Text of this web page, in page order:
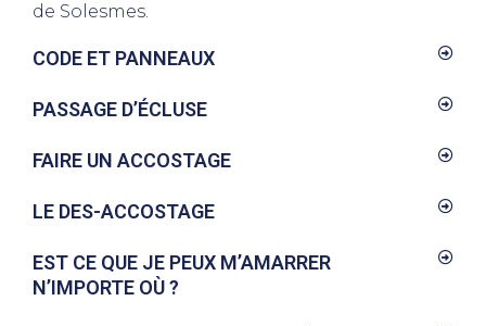
de Solesmes.
CODE ET PANNEAUX
PASSAGE D’ÉCLUSE
FAIRE UN ACCOSTAGE
LE DES-ACCOSTAGE
EST CE QUE JE PEUX M’AMARRER
N’IMPORTE OÙ ?